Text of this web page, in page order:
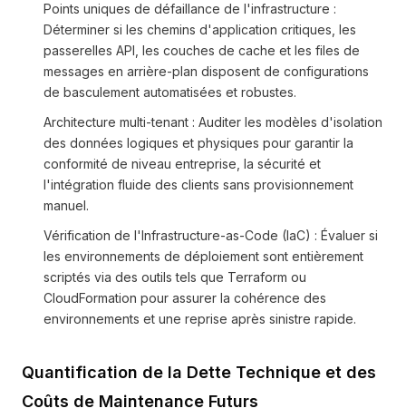
Points uniques de défaillance de l'infrastructure :
Déterminer si les chemins d'application critiques, les
passerelles API, les couches de cache et les files de
messages en arrière-plan disposent de configurations
de basculement automatisées et robustes.
Architecture multi-tenant : Auditer les modèles d'isolation
des données logiques et physiques pour garantir la
conformité de niveau entreprise, la sécurité et
l'intégration fluide des clients sans provisionnement
manuel.
Vérification de l'Infrastructure-as-Code (IaC) : Évaluer si
les environnements de déploiement sont entièrement
scriptés via des outils tels que Terraform ou
CloudFormation pour assurer la cohérence des
environnements et une reprise après sinistre rapide.
Quantification de la Dette Technique et des
Coûts de Maintenance Futurs